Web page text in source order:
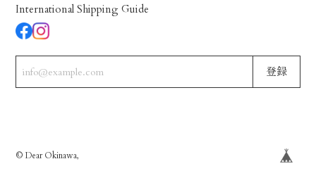
International Shipping Guide
登録
© Dear Okinawa,